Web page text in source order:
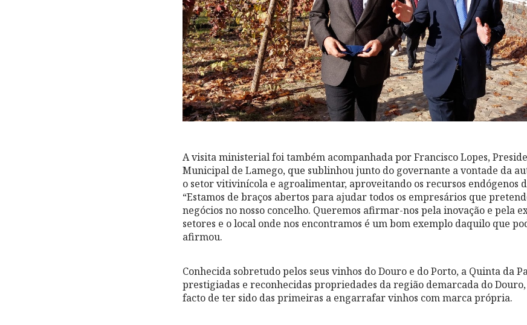
A visita ministerial foi também acompanhada por Francisco Lopes,
Municipal de Lamego, que sublinhou junto do governante a vontade da
o setor vitivinícola e agroalimentar, aproveitando os recursos endógenos
“Estamos de braços abertos para ajudar todos os empresários que
negócios no nosso concelho. Queremos afirmar-nos pela inovação e pela
setores e o local onde nos encontramos é um bom exemplo daquilo que
afirmou.
Conhecida sobretudo pelos seus vinhos do Douro e do Porto, a Quinta da
prestigiadas e reconhecidas propriedades da região demarcada do
facto de ter sido das primeiras a engarrafar vinhos com marca própria.